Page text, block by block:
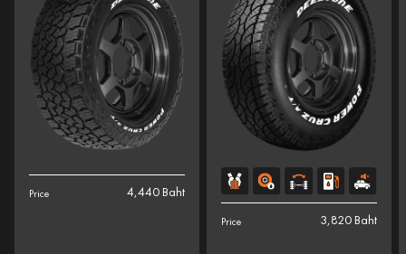
Price 4,440 Baht
Price 3,820 Baht